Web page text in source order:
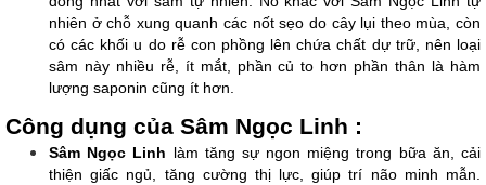
nhiên ở chỗ xung quanh các nốt sẹo do cây lụi theo mùa, còn
có các khối u do rễ con phồng lên chứa chất dự trữ, nên loại
sâm này nhiều rễ, ít mắt, phần củ to hơn phần thân là hàm
lượng saponin cũng ít hơn.
Công dụng của Sâm Ngọc Linh :
Sâm Ngọc Linh làm tăng sự ngon miệng trong bữa ăn, cải
thiện giấc ngủ, tăng cường thị lực, giúp trí não minh mẫn.